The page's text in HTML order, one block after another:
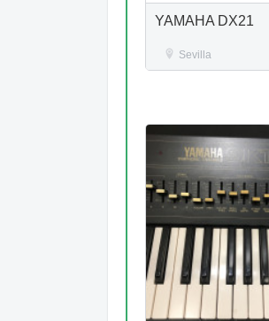
YAMAHA DX21
Sevilla